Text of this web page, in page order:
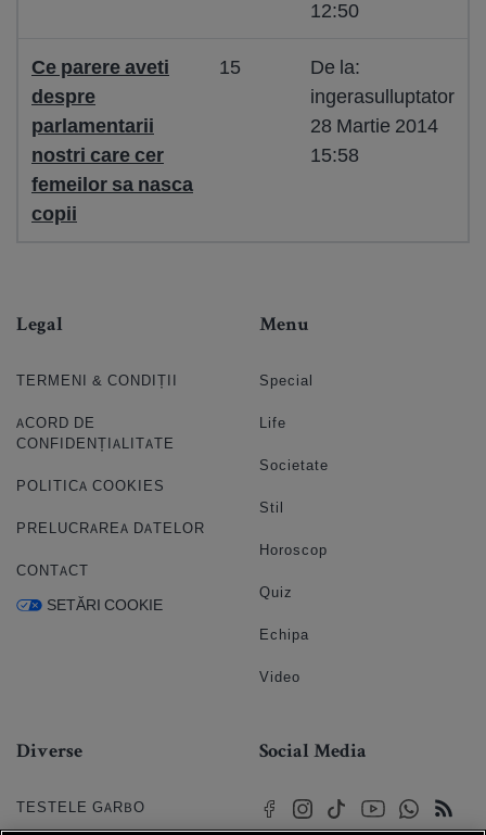
12:50
Ce parere aveti
despre
parlamentarii
nostri care cer
femeilor sa nasca
copii
15
De la:
ingerasulluptator
28 Martie 2014
15:58
Legal
TERMENI & CONDIȚII
ACORD DE
CONFIDENȚIALITATE
POLITICA COOKIES
PRELUCRAREA DATELOR
CONTACT
SETĂRI COOKIE
Menu
Special
Life
Societate
Stil
Horoscop
Quiz
Echipa
Video
Diverse
TESTELE GARBO
Social Media